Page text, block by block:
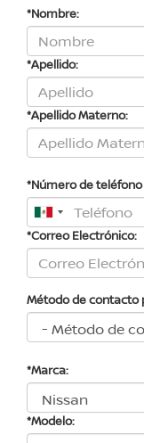
*Nombre:
*Apellido:
*Apellido Materno:
*Número de teléfono
*Correo Electrónico:
Método de contacto
*Marca:
*Modelo: